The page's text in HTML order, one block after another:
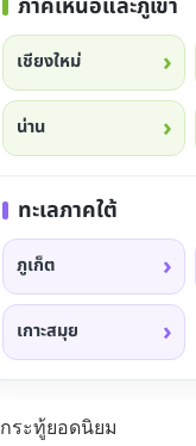
ภาคเหนือและภูเขา
เชียงใหม่
น่าน
ทะเลภาคใต้
ภูเก็ต
เกาะสมุย
กระทู้ยอดนิยม